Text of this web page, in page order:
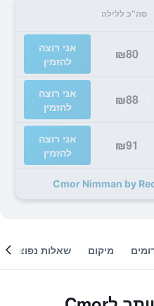
סה"כ ללילה
₪80
אני רוצה
להזמין
₪88
אני רוצה
להזמין
₪91
אני רוצה
להזמין
מיקום שאלות נפוצות